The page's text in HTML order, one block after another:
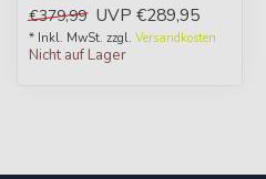
und...
€379,99 UVP €289,95
* Inkl. MwSt. zzgl. Versandkosten
Nicht auf Lager